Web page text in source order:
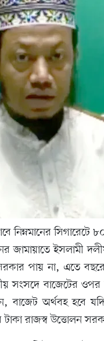
সিগারেটে
জামায়াতে ইসলামী
পায় না, এতে
সংসদে বাজেটের
অর্থবহ হবে
রাজস্ব উত্তোলন